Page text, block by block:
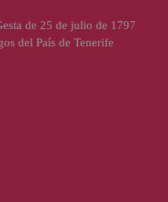
de 25 de julio de 1797
del País de Tenerife